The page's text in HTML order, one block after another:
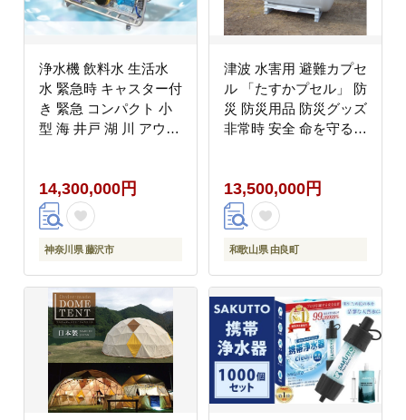
浄水機 飲料水 生活水
水 緊急時 キャスター付
き 緊急 コンパクト 小
型 海 井戸 湖 川 アウト
災 グッズ 災害 対策 備
蓄 避難 介護 地震 台風
アウトドア キャンプ 日
用品 小分け 食べ物以外
14,300,000円
神奈川県 藤沢市
津波 水害用 避難カプセ
ル 「たすかプセル」 防
災 防災用品 防災グッズ
非常時 安全 命を守る
13,500,000円
和歌山県 由良町